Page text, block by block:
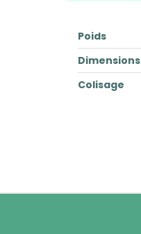
Poids
Dimensions
Colisage